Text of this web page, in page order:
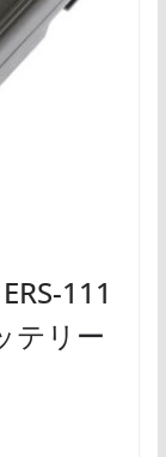
111
テリー